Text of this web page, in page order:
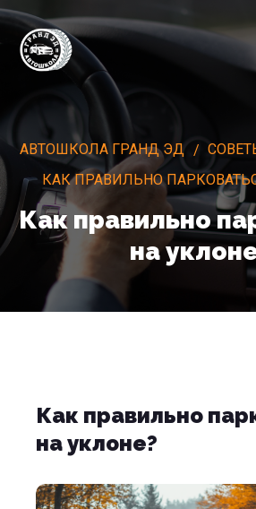
АВТОШКОЛА ГРАНД ЭД
КАК ПРАВИЛЬНО
Как правильно
на
Как правильно
на уклоне?